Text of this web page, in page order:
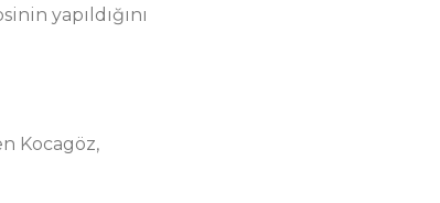
yapıldığını
Kocagöz,